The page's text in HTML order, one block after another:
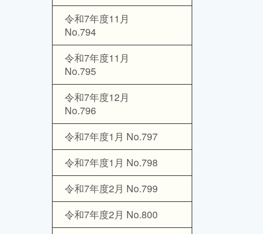
令和7年度11月
No.794
令和7年度11月
No.795
令和7年度12月
No.796
令和7年度1月 No.797
令和7年度1月 No.798
令和7年度2月 No.799
令和7年度2月 No.800